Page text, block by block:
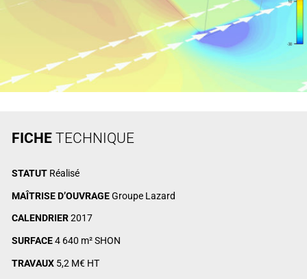
FICHETECHNIQUE
STATUT Réalisé
MAÎTRISE D’OUVRAGEGroupe Lazard
CALENDRIER2017
SURFACE4 640 m² SHON
TRAVAUX 5,2 M€ HT